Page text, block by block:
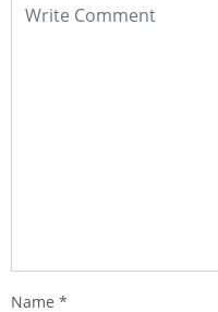
Name *